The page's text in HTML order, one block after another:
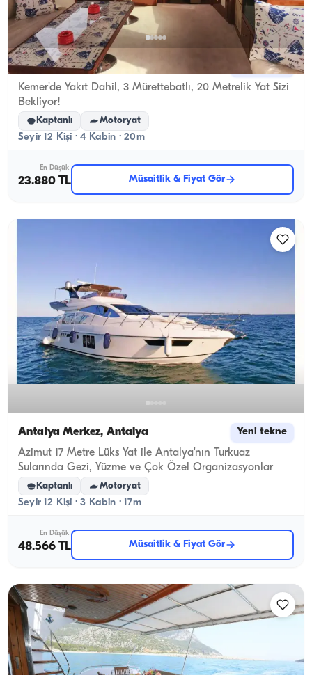
Kemer, Antalya Yeni tekne
Kemer'de Yakıt Dahil, 3 Mürettebatlı, 20 Metrelik Yat Sizi
Bekliyor!
Kaptanlı Motoryat
Seyir 12 Kişi · 4 Kabin · 20m
En Düşük
23.880 TL Müsaitlik & Fiyat Gör
Antalya Merkez, Antalya Yeni tekne
Azimut 17 Metre Lüks Yat ile Antalya'nın Turkuaz
Sularında Gezi, Yüzme ve Çok Özel Organizasyonlar
Kaptanlı Motoryat
Seyir 12 Kişi · 3 Kabin · 17m
En Düşük
48.566 TL Müsaitlik & Fiyat Gör